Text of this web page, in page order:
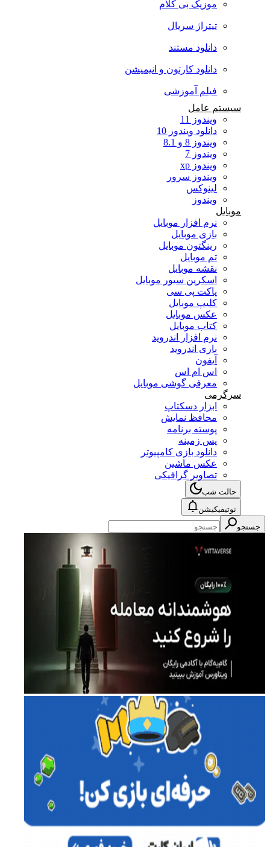
موزیک بی کلام
تیتراژ سریال
دانلود مستند
دانلود کارتون و انیمیشن
فیلم آموزشی
سیستم عامل
ویندوز 11
دانلود ویندوز 10
ویندوز 8 و 8.1
ویندوز 7
ویندوز xp
ویندوز سرور
لینوکس
ویندوز
موبایل
نرم افزار موبایل
بازی موبایل
رینگتون موبایل
تم موبایل
نقشه موبایل
اسکرین سیور موبایل
پاکت پی سی
کلیپ موبایل
عکس موبایل
کتاب موبایل
نرم افزار اندروید
بازی اندروید
آیفون
اس ام اس
معرفی گوشی موبایل
سرگرمی
ابزار دسکتاپ
محافظ نمایش
پوسته برنامه
پس زمینه
دانلود بازی کامپیوتر
عکس ماشین
تصاویر گرافیکی
حالت شب
نوتیفیکیشن
جستجو